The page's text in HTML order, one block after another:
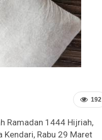
192
Ramadan 1444 Hijriah,
Rabu 29 Maret